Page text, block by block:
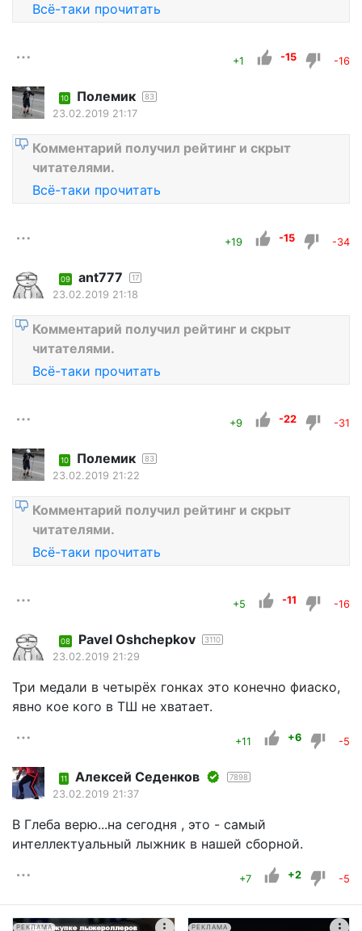
Всё-таки прочитать
+1 -15 -16
10 Полемик 83
23.02.2019 21:17
Комментарий получил рейтинг и скрыт
читателями.
Всё-таки прочитать
+19 -15 -34
09 ant777 17
23.02.2019 21:18
Комментарий получил рейтинг и скрыт
читателями.
Всё-таки прочитать
+9 -22 -31
10 Полемик 83
23.02.2019 21:22
Комментарий получил рейтинг и скрыт
читателями.
Всё-таки прочитать
+5 -11 -16
08 Pavel Oshchepkov 3110
23.02.2019 21:29
Три медали в четырёх гонках это конечно фиаско,
явно кое кого в ТШ не хватает.
+11 +6 -5
11 Алексей Седенков 7898
23.02.2019 21:37
В Глеба верю...на сегодня , это - самый
интеллектуальный лыжник в нашей сборной.
+7 +2 -5
РЕКЛАМА РЕКЛАМА